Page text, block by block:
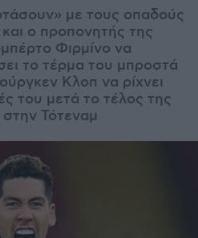
με τους οπαδούς
και ο προπονητής της
Φιρμίνο να
το τέρμα του μπροστά
Κλοπ να ρίχνει
του μετά το τέλος της
Τότεναμ